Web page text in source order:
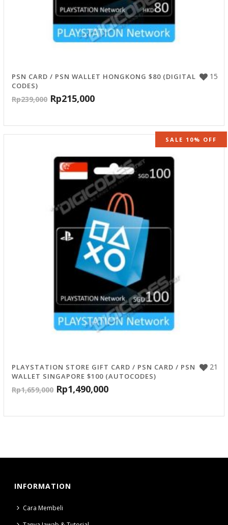
15
PSN CARD / PSN WALLET HONGKONG $80 (DIGITAL
CODES)
Rp239,000 Rp215,000
SALE 10% OFF
21
PLAYSTATION STORE GIFT CARD / PSN CARD / PSN
WALLET SINGAPORE $100 (AUTOCODES)
Rp1,659,000 Rp1,490,000
INFORMATION
Cara Membeli